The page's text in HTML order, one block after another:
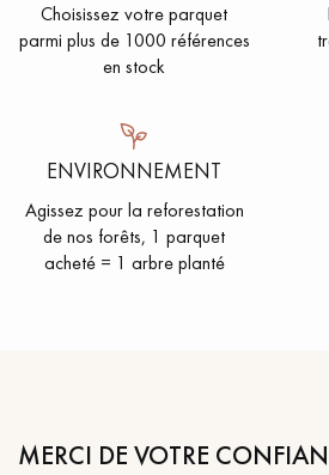
Choisissez votre parquet
parmi plus de 1000 références
en stock
ENVIRONNEMENT
Agissez pour la reforestation
de nos forêts, 1 parquet
acheté = 1 arbre planté
MERCI DE VOTRE